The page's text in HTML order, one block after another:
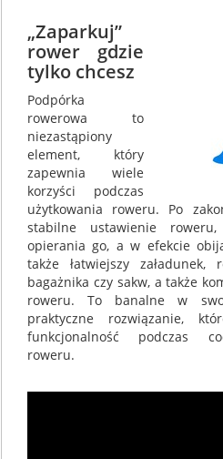
„Zaparkuj”
rower gdzie
tylko chcesz
Podpórka
rowerowa to
niezastąpiony
element, który
zapewnia wiele
korzyści podczas
użytkowania roweru. Po
stabilne ustawienie roweru,
opierania go, a w efekcie
także łatwiejszy załadunek,
bagażnika czy sakw, a także
roweru. To banalne w
praktyczne rozwiązanie,
funkcjonalność podczas
roweru.